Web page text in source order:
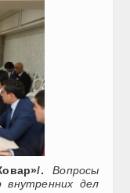
.
Вопросы
внутренних дел